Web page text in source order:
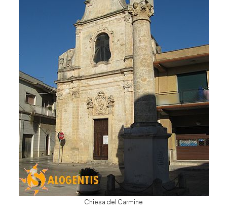
Chiesa del Carmine